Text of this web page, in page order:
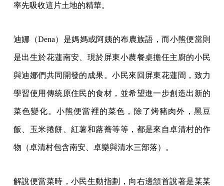
率先吸收這片土地的精華。
迪娜（Dena）是媽媽或阿姨的布農族語，而小熊便當則
是出生於花蓮南安、現於屏東小農餐桌擔任主廚的小民
與迪娜們共同開發的成果。小民來回屏東花蓮間，致力
學習使用傳統原住民的食材，並希望進一步創造出新的
菜色變化。小熊便當裡的菜色，除了烤豬肉外，黑豆
飯、玉米捲餅、紅薯和蕗蕎等等，都是來自卓清村的作
物（卓清村包含南安、卓樂與清水三部落）。
解說便當菜時，小民生動指劃，向右邊頷首說著是某某